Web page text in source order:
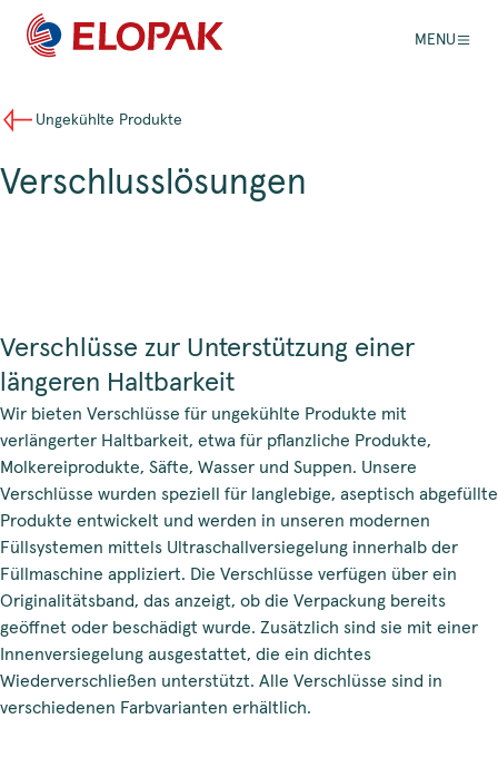
MENU
Ungekühlte Produkte
Verschlusslösungen
Verschlüsse zur Unterstützung einer
längeren Haltbarkeit
Wir bieten Verschlüsse für ungekühlte Produkte mit
verlängerter Haltbarkeit, etwa für pflanzliche Produkte,
Molkereiprodukte, Säfte, Wasser und Suppen. Unsere
Verschlüsse wurden speziell für langlebige, aseptisch abgefüllte
Produkte entwickelt und werden in unseren modernen
Füllsystemen mittels Ultraschallversiegelung innerhalb der
Füllmaschine appliziert. Die Verschlüsse verfügen über ein
Originalitätsband, das anzeigt, ob die Verpackung bereits
geöffnet oder beschädigt wurde. Zusätzlich sind sie mit einer
Innenversiegelung ausgestattet, die ein dichtes
Wiederverschließen unterstützt. Alle Verschlüsse sind in
verschiedenen Farbvarianten erhältlich.